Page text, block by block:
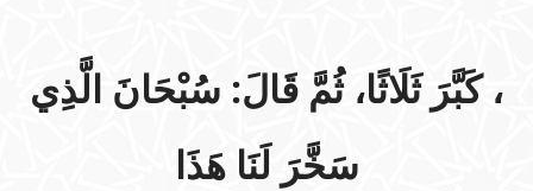
، كَبَّرَ ثَلَاثًا، ثُمَّ قَالَ: سُبْحَانَ الَّذِي
سَخَّرَ لَنَا هَذَا